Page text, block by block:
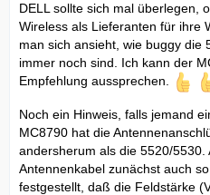
DELL sollte sich mal überlegen,
Wireless als Lieferanten für ihre
man sich ansieht, wie buggy die
immer noch sind. Ich kann der
Empfehlung aussprechen.
Noch ein Hinweis, falls jemand
MC8790 hat die
andersherum als die 5520/5530.
Antennenkabel zunächst auch
festgestellt, daß die Feldstärke